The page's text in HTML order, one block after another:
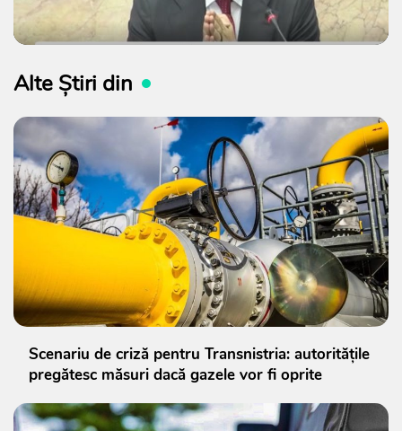
Alte Știri din
Scenariu de criză pentru Transnistria: autoritățile
pregătesc măsuri dacă gazele vor fi oprite